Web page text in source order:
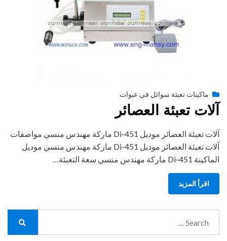
byengmansyPosted
on
أبريل 2, 2019
ماكينات تعبئة سوائل في عبوات
آلات تعبئة العصائر
آلات تعبئة العصائر موديل 451-Di ماركة مهندس منسي مواصفات
آلات تعبئة العصائر موديل 451-Di ماركة مهندس منسي موديل
الماكينة 451-Di ماركة مهندس منسي سعة التعبئة…
اقرأ المزيد